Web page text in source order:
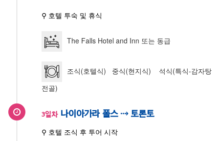
⚲ 호텔 투숙 및 휴식
The Falls Hotel and Inn 또는 동급
조식(호텔식) 중식(현지식) 석식(특식-감자탕
전골)
3일차 나이아가라 폴스 ⇢ 토론토
⚲ 호텔 조식 후 투어 시작